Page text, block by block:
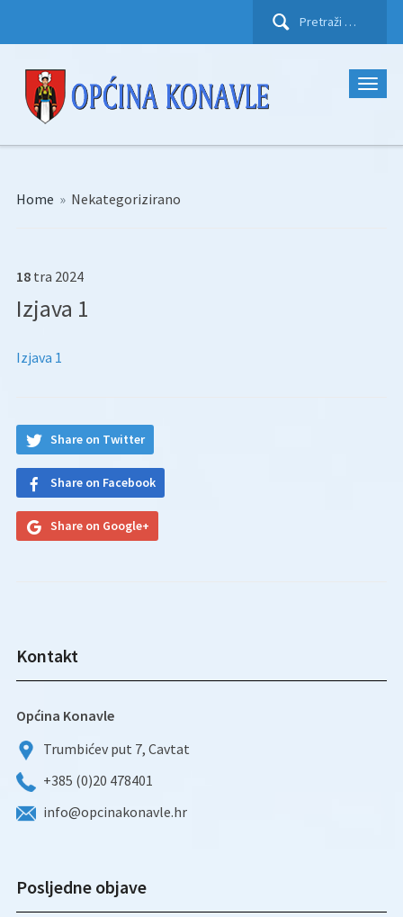
Pretraži:
Home » Nekategorizirano
18 tra 2024
Izjava 1
Izjava 1
Share on Twitter
Share on Facebook
Share on Google+
Kontakt
Općina Konavle
Trumbićev put 7, Cavtat
+385 (0)20 478401
info@opcinakonavle.hr
Posljedne objave